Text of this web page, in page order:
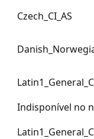
Czech_CI_AS
Indisponível no